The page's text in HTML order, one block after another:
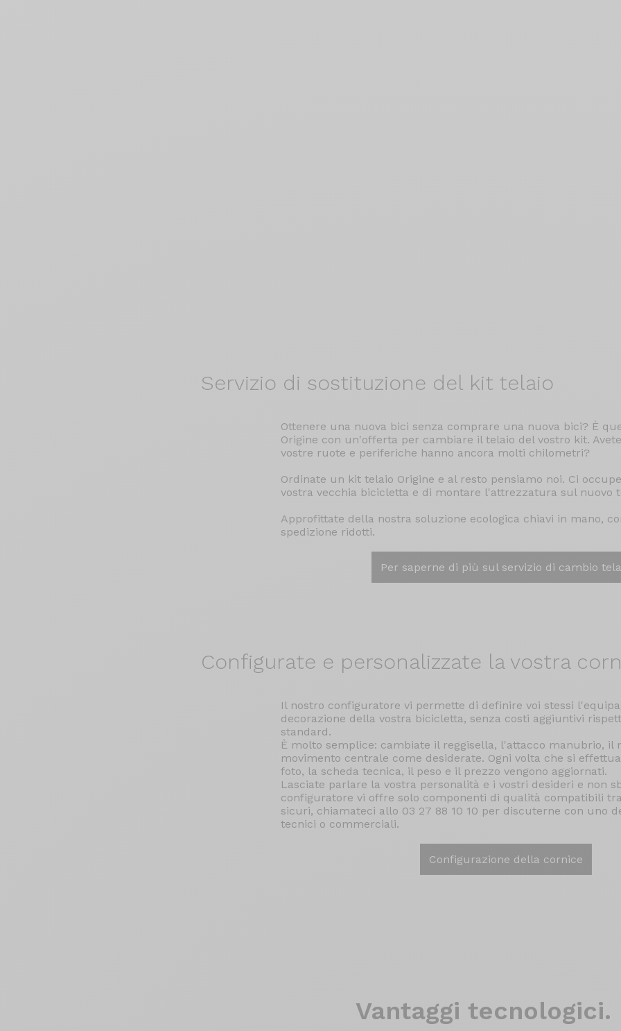
Servizio di sostituzione del kit telaio
Ottenere una nuova bici senza comprare una nuova bici? È
Origine con un'offerta per cambiare il telaio del vostro kit.
vostre ruote e periferiche hanno ancora molti chilometri?
Ordinate un kit telaio Origine e al resto pensiamo noi. Ci
vostra vecchia bicicletta e di montare l'attrezzatura sul nuovo
Approfittate della nostra soluzione ecologica chiavi in mano,
spedizione ridotti.
Per saperne di più sul servizio di cambio
Configurate e personalizzate la vostra
Il nostro configuratore vi permette di definire voi stessi
decorazione della vostra bicicletta, senza costi aggiuntivi
standard.
È molto semplice: cambiate il reggisella, l'attacco manubrio, il
movimento centrale come desiderate. Ogni volta che si
foto, la scheda tecnica, il peso e il prezzo vengono aggiornati.
Lasciate parlare la vostra personalità e i vostri desideri e non
configuratore vi offre solo componenti di qualità compatibili
sicuri, chiamateci allo 03 27 88 10 10 per discuterne con uno
tecnici o commerciali.
Configurazione della cornice
Vantaggi tecnologici.